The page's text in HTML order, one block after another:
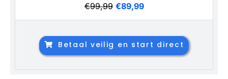
€99,99 €89,99
Betaal veilig en start direct